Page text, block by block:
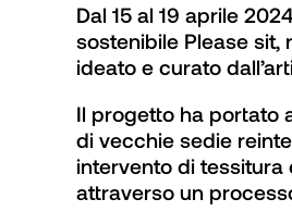
Dal 15 al 19 aprile
sostenibile Please sit,
ideato e curato
Il progetto ha portato
di vecchie sedie
intervento di tessitura
attraverso un